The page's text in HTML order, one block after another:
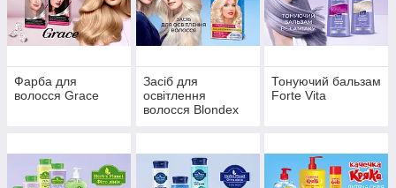
Фарба для
волосся Grace
Засіб для
освітлення
волосся Blondex
Тонуючий бальзам
Forte Vita